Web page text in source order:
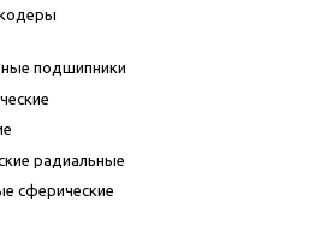
подшипники
радиальные
сферические